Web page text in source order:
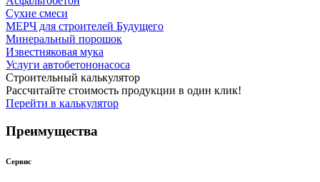
Сухие смеси
МЕРЧ для строителей Будущего
Минеральный порошок
Известняковая мука
Услуги автобетононасоса
Строительный калькулятор
Рассчитайте стоимость продукции в один клик!
Перейти в калькулятор
Преимущества
Сервис